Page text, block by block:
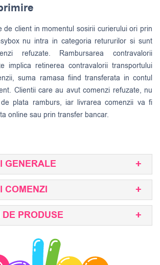
de client in momentul sosirii curierului ori prin
nu intra in categoria retururilor si sunt
refuzate. Rambursarea contravalorii
implica retinerea contravalorii transportului
suma ramasa fiind transferata in contul
Clientii care au avut comenzi refuzate, nu
plata ramburs, iar livrarea comenzii va fi
online sau prin transfer bancar.
GENERALE
COMENZI
PRODUSE